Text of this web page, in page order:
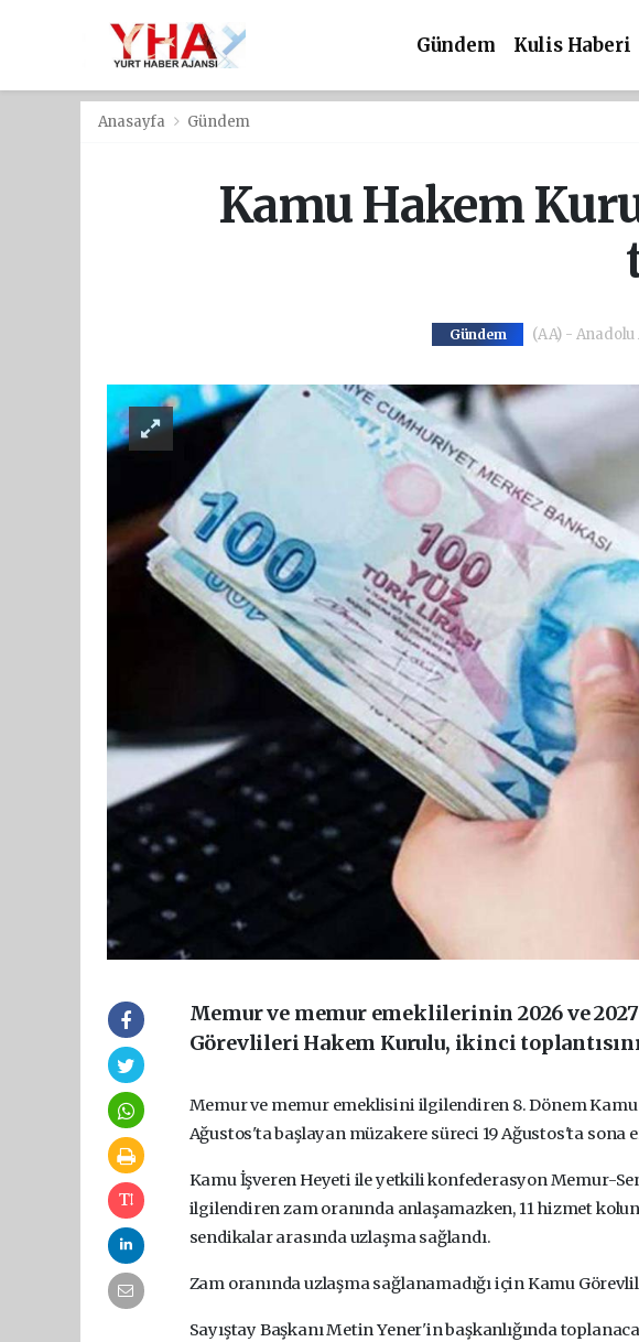
Gündem Kulis Haberi
Anasayfa Gündem
Kamu Hakem
Gündem (AA) - Anadolu
Memur ve memur emeklilerinin 2026 ve
Görevlileri Hakem Kurulu, ikinci toplantısını
Memur ve memur emeklisini ilgilendiren 8. Dönem
Ağustos'ta başlayan müzakere süreci 19 Ağustos'ta sona
Kamu İşveren Heyeti ile yetkili konfederasyon Memur-
ilgilendiren zam oranında anlaşamazken, 11 hizmet
sendikalar arasında uzlaşma sağlandı.
Zam oranında uzlaşma sağlanamadığı için Kamu
Sayıştay Başkanı Metin Yener'in başkanlığında